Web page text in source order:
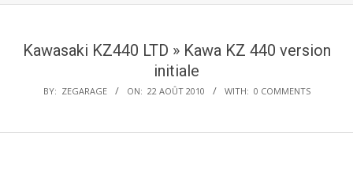
Kawasaki KZ440 LTD » Kawa KZ 440 version
initiale
BY: ZEGARAGE ON: 22 AOÛT 2010 WITH: 0 COMMENTS